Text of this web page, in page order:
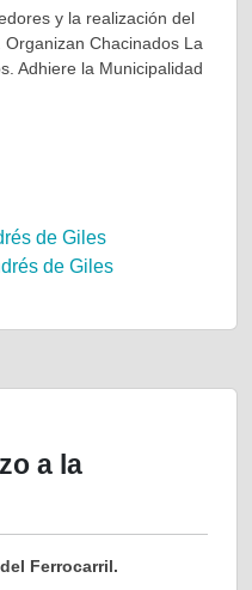
y la realización del
Chacinados La
Adhiere la Municipalidad
de Giles
de Giles
a la
Ferrocarril.